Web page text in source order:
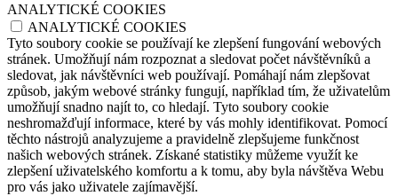
ANALYTICKÉ COOKIES
ANALYTICKÉ COOKIES
Tyto soubory cookie se používají ke zlepšení fungování webových
stránek. Umožňují nám rozpoznat a sledovat počet návštěvníků a
sledovat, jak návštěvníci web používají. Pomáhají nám zlepšovat
způsob, jakým webové stránky fungují, například tím, že uživatelům
umožňují snadno najít to, co hledají. Tyto soubory cookie
neshromažďují informace, které by vás mohly identifikovat. Pomocí
těchto nástrojů analyzujeme a pravidelně zlepšujeme funkčnost
našich webových stránek. Získané statistiky můžeme využít ke
zlepšení uživatelského komfortu a k tomu, aby byla návštěva Webu
pro vás jako uživatele zajímavější.